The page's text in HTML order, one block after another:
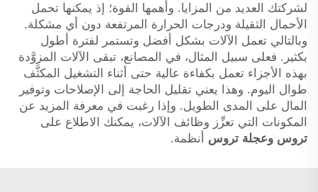
لشركتك العديد من المزايا. وأهمها القوة؛ إذ يمكنها تحمل
الأحمال الثقيلة ودرجات الحرارة المرتفعة دون أي مشكلة.
وبالتالي تعمل الآلات بشكل أفضل وتستمر لفترة أطول
بكثير. فعلى سبيل المثال، في المصانع، تبقى الآلات المزوَّدة
بهذه الأجزاء تعمل بكفاءة عالية حتى أثناء التشغيل المكثَّف
طوال اليوم. وهذا يعني تقليل الحاجة إلى الإصلاحات وتوفير
المال على المدى الطويل. وإذا رغبت في معرفة المزيد عن
المكونات التي تعزِّز وظائف الآلات، يمكنك الاطلاع على
تروس وعجلة تروس
أنظمة.